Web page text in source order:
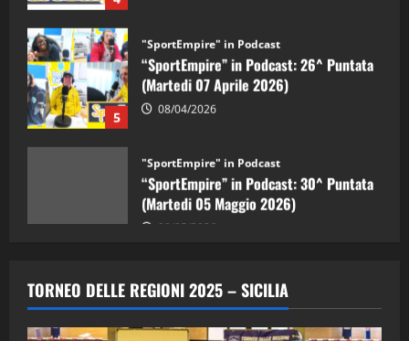
5
“SportEmpire” in Podcast: 26^ Puntata
(Martedi 07 Aprile 2026)
08/04/2026
“SportEmpire” in Podcast: 30^ Puntata
(Martedi 05 Maggio 2026)
08/05/2026
2
“SportEmpire” in Podcast: 29^ Puntata
(Martedi 28 Aprile 2026)
TORNEO DELLE REGIONI 2025 – SICILIA